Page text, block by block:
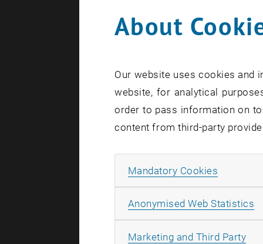
geplante
und damit
Highlight
dessen
der
About
Our website uses cookies and
website, for analytical
order to pass information on
content from third-party
Mandatory Cookies
Anonymised Web Statistics
Marketing and Third Party